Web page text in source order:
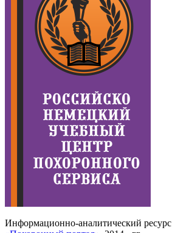
Информационно-аналитический ресурс